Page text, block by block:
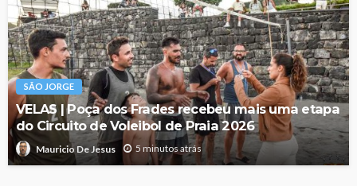
SÃO JORGE
VELAS | Poça dos Frades recebeu mais uma etapa
do Circuito de Voleibol de Praia 2026
Mauricio De Jesus 5 minutos atrás